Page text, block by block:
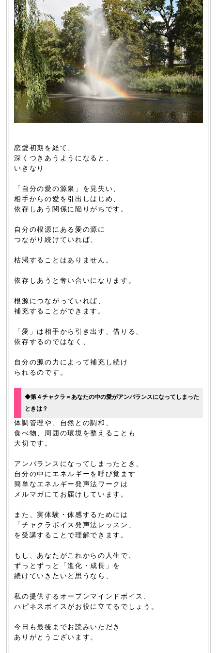
恋愛初期を経て、
深くつきあうようになると、
いきなり
「自分の愛の源泉」を見失い、
相手からの愛を引出しはじめ、
依存しあう関係に陥りがちです。
自分の根源にある愛の源に
つながり続けていれば、
枯渇することはありません。
依存しあうと奪い合いになります。
根源につながっていれば、
補充することができます。
「愛」は相手から引き出す、借りる、
依存するのではなく、
自分の源の力によって補充し続け
られるのです。
◆第４チャクラ＝あなたの中の愛がアンバランスになってしまった
ときは？
体調管理や、自然との調和、
食べ物、周囲の環境を整えることも
大切です。
アンバランスになってしまったとき、
自分の中にエネルギーを呼び覚ます
簡単なエネルギー発声法ワークは
メルマガにてお届けしています。
また、実体験・体感するためには
「チャクラボイス発声法レッスン」
を受講することで理解できます。
もし、あなたがこれからの人生で、
ずっとずっと「進化・成長」を
続けていきたいと思うなら、
私の提供するオープンマインドボイス、
ハピネスボイスがお役に立てるでしょう。
今日も最後までお読みいただき
ありがとうございます。